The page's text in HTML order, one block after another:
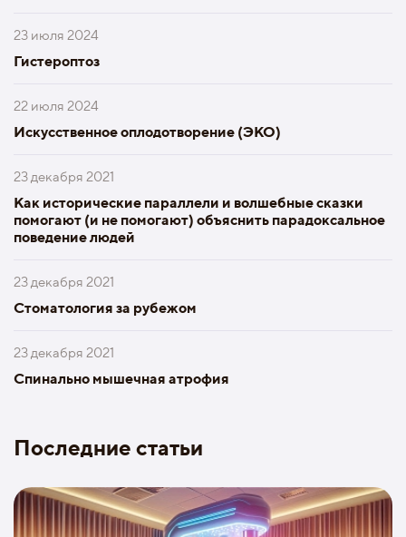
23 июля 2024
Гистероптоз
22 июля 2024
Искусственное оплодотворение (ЭКО)
23 декабря 2021
Как исторические параллели и волшебные сказки
помогают (и не помогают) объяснить парадоксальное
поведение людей
23 декабря 2021
Стоматология за рубежом
23 декабря 2021
Спинально мышечная атрофия
Последние статьи